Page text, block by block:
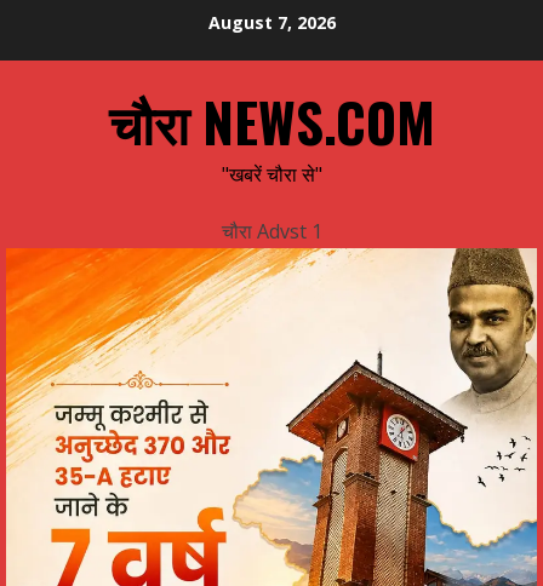
August 7, 2026
चौरा NEWS.COM
"खबरें चौरा से"
चौरा Advst 1